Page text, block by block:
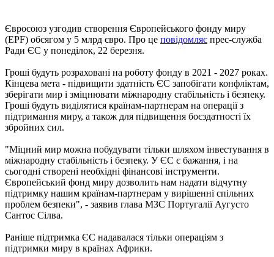
Євросоюз узгодив створення Європейського фонду миру
(EPF) обсягом у 5 млрд євро. Про це повідомляє прес-служба
Ради ЄС у понеділок, 22 березня.
Гроші будуть розраховані на роботу фонду в 2021 - 2027 роках.
Кінцева мета - підвищити здатність ЄС запобігати конфліктам,
зберігати мир і зміцнювати міжнародну стабільність і безпеку.
Гроші будуть виділятися країнам-партнерам на операції з
підтримання миру, а також для підвищення боєздатності їх
збройних сил.
"Міцний мир можна побудувати тільки шляхом інвестування в
міжнародну стабільність і безпеку. У ЄС є бажання, і на
сьогодні створені необхідні фінансові інструменти.
Європейський фонд миру дозволить нам надати відчутну
підтримку нашим країнам-партнерам у вирішенні спільних
проблем безпеки", - заявив глава МЗС Португалії Аугусто
Сантос Сілва.
Раніше підтримка ЄС надавалася тільки операціям з
підтримки миру в країнах Африки.